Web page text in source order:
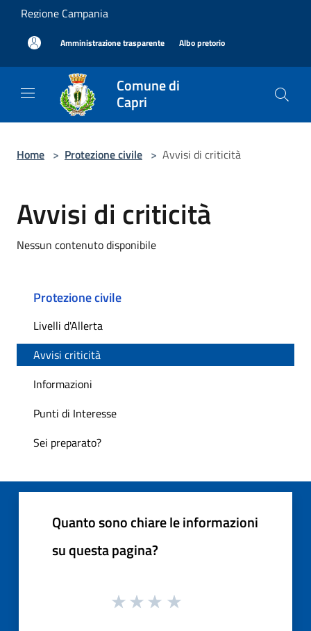
Salta al contenuto principale
Regione Campania
Amministrazione trasparente Albo pretorio
Comune di
Capri
Home > Protezione civile > Avvisi di criticità
Avvisi di criticità
Nessun contenuto disponibile
Protezione civile
Livelli d'Allerta
Avvisi criticità
Informazioni
Punti di Interesse
Sei preparato?
Quanto sono chiare le informazioni
su questa pagina?